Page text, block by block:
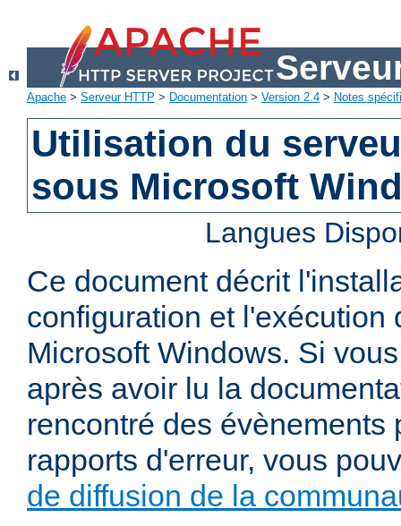
Apache > Serveur HTTP > Documentation > Version 2.4 > Notes
Utilisation du
sous Microsoft
Langues
Ce document décrit
configuration et l'exécution
Microsoft Windows. Si
après avoir lu la
rencontré des évènements
rapports d'erreur, vous
de diffusion de la